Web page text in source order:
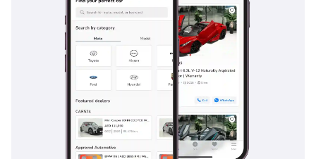
Dubai Festival Plaza
Mall - (the “new
8:00 pm and Sunday
from 10:00 AM to